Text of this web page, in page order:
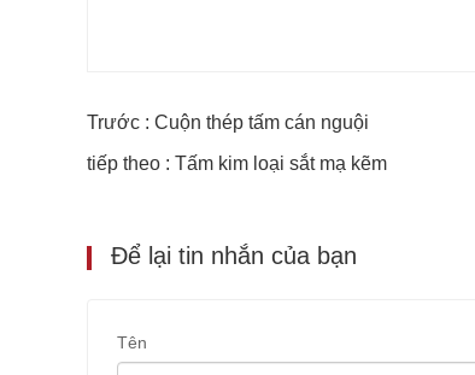
Trước : Cuộn thép tấm cán nguội
tiếp theo : Tấm kim loại sắt mạ kẽm
Để lại tin nhắn của bạn
Tên